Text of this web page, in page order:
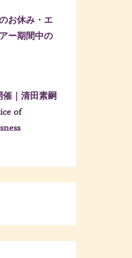
お休み・エ
ー期間中の
催｜清田素嗣
of